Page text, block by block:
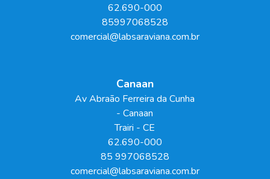
62.690-000
85997068528
comercial@labsaraviana.com.br
Canaan
Av Abraão Ferreira da Cunha
- Canaan
Trairi -CE
62.690-000
85 997068528
comercial@labsaraviana.com.br